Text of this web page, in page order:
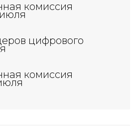
комиссия
цифрового
комиссия